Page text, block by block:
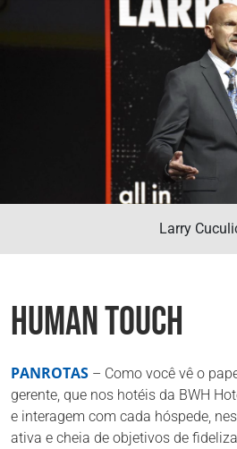
Larry
HUMAN TOUCH
PANROTAS – Como você vê o
gerente, que nos hotéis da BWH
e interagem com cada hóspede,
ativa e cheia de objetivos de